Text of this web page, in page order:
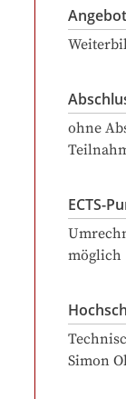
ohne
ECTS-
möglich
Simon